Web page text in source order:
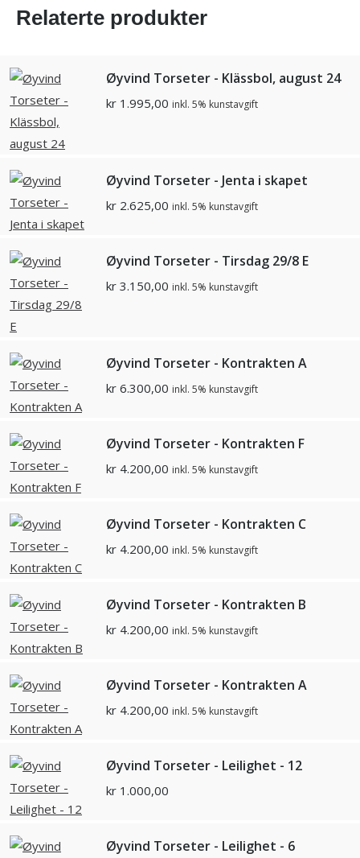
Relaterte produkter
Øyvind Torseter - Klässbol, august 24
kr 1.995,00 inkl. 5% kunstavgift
Øyvind Torseter - Jenta i skapet
kr 2.625,00 inkl. 5% kunstavgift
Øyvind Torseter - Tirsdag 29/8 E
kr 3.150,00 inkl. 5% kunstavgift
Øyvind Torseter - Kontrakten A
kr 6.300,00 inkl. 5% kunstavgift
Øyvind Torseter - Kontrakten F
kr 4.200,00 inkl. 5% kunstavgift
Øyvind Torseter - Kontrakten C
kr 4.200,00 inkl. 5% kunstavgift
Øyvind Torseter - Kontrakten B
kr 4.200,00 inkl. 5% kunstavgift
Øyvind Torseter - Kontrakten A
kr 4.200,00 inkl. 5% kunstavgift
Øyvind Torseter - Leilighet - 12
kr 1.000,00
Øyvind Torseter - Leilighet - 6